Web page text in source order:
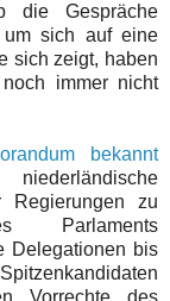
die Gespräche
um sich auf eine
sich zeigt, haben
immer nicht
bekannt
Regierungen zu
Parlaments
Delegationen bis